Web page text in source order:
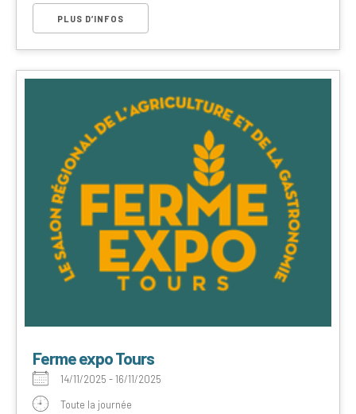
PLUS D’INFOS
Ferme expo Tours
14/11/2025 - 16/11/2025
Toute la journée